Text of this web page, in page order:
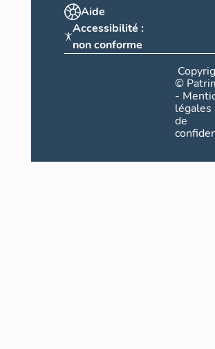
Aide
Accessibilité :
non conforme
©
-
légales
de